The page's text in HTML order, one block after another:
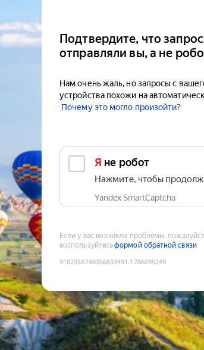
Подтвердите, что
отправляли вы, а не
Нам очень жаль, но запросы с
устройства похожи на
Почему это могло произойти?
Я не робот
Нажмите, чтобы
Yandex SmartCaptcha
Если у вас возникли проблемы,
воспользуйтесьформой обратной связи
9182358748356833491 :1786095249